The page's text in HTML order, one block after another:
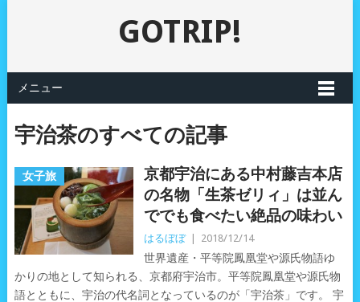
GOTRIP!
メニュー
宇治茶のすべての記事
女子旅
京都宇治にある中村藤吉本店
の名物「生茶ゼリィ」は並ん
ででも食べたい絶品の味わい
はるぼぼ 2018/12/14
世界遺産・平等院鳳凰堂や源氏物語ゆ
かりの地として知られる、京都府宇治市。平等院鳳凰堂や源氏物
語とともに、宇治の代名詞となっているのが「宇治茶」です。 宇